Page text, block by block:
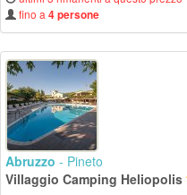
fino a 4 persone
Abruzzo - Pineto
Villaggio Camping Heliopolis